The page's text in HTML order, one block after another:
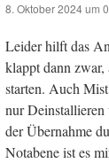
8. Oktober 2024 um
Leider hilft das
klappt dann
starten. Auch
nur Deinstallieren
der Übernahme
Notabene ist es